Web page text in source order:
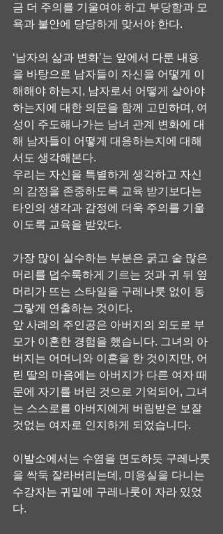
금 더 주의를 기울여야 하고 부당함과 모
욕과 불안에 당당하게 맞서야 한다.
‘남자의 삶과 변화’는 앞에서 다룬 내용
을 바탕으로 남자들이 자신을 어떻게 이
해해야 하는지, 남자로서 어떻게 살아야
하는지에 대한 의문을 함께 고민하며, 여
성이 주도해나가는 남녀 관계 변화에 대
해 남자들이 어떻게 대응하는지에 대해
서도 생각해본다.
우리는 자신을 특별하게 생각하고 자신
의 감정을 존중하도록 교육 받기보다는
타인의 생각과 감정에 더욱 주의를 기울
이도록 교육을 받았다.
가장 많이 실수하는 부분은 굵고 숱 많은
머리를 덥수룩하게 기르는 것과 귀 뒤 옆
머리가 뜨는 스타일을 구레나룻 없이 동
그랗게 연출하는 것이다.
앞 사례의 주인공은 아버지의 외도로 부
모가 이혼한 경험을 했습니다. 그녀의 아
버지는 어머니와 이혼을 한 것이지만, 어
린 딸의 마음에는 아버지가 다른 여자 때
문에 자기를 버린 것으로 기억되어, 그녀
는 스스로를 아버지에게 버림받은 보잘
것없는 여자로 인지하게 되었습니다.
이발소에서는 수염을 면도하듯 구레나룻
을 싹둑 잘라버리는데, 미용실을 다니는
수강자는 귀밑에 구레나룻이 자라 있었
다.